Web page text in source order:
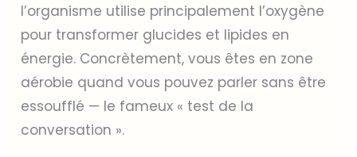
l’organisme utilise principalement l’oxygène
pour transformer glucides et lipides en
énergie. Concrètement, vous êtes en zone
aérobie quand vous pouvez parler sans être
essoufflé — le fameux « test de la
conversation ».